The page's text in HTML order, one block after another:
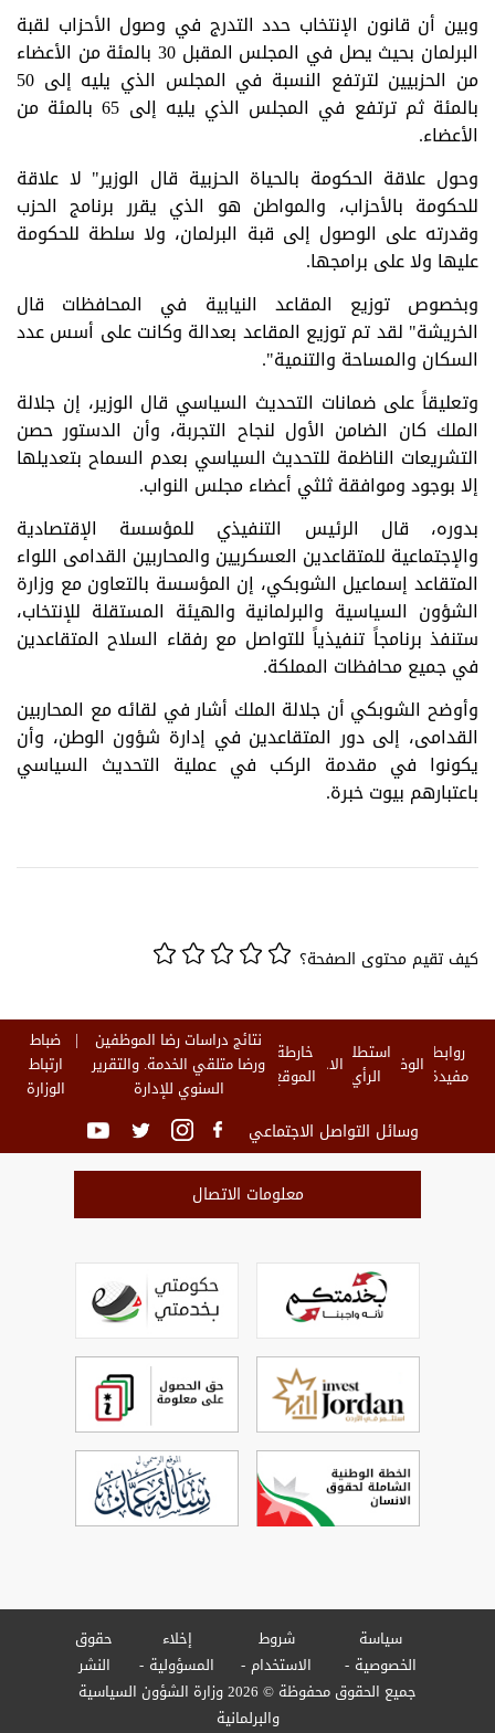
وبين أن قانون الإنتخاب حدد التدرج في وصول الأحزاب لقبة
البرلمان بحيث يصل في المجلس المقبل 30 بالمئة من الأعضاء
من الحزبيين لترتفع النسبة في المجلس الذي يليه إلى 50
بالمئة ثم ترتفع في المجلس الذي يليه إلى 65 بالمئة من
الأعضاء.
وحول علاقة الحكومة بالحياة الحزبية قال الوزير" لا علاقة
للحكومة بالأحزاب، والمواطن هو الذي يقرر برنامج الحزب
وقدرته على الوصول إلى قبة البرلمان، ولا سلطة للحكومة
عليها ولا على برامجها.
وبخصوص توزيع المقاعد النيابية في المحافظات قال
الخريشة" لقد تم توزيع المقاعد بعدالة وكانت على أسس عدد
السكان والمساحة والتنمية".
وتعليقاً على ضمانات التحديث السياسي قال الوزير، إن جلالة
الملك كان الضامن الأول لنجاح التجربة، وأن الدستور حصن
التشريعات الناظمة للتحديث السياسي بعدم السماح بتعديلها
إلا بوجود وموافقة ثلثي أعضاء مجلس النواب.
بدوره، قال الرئيس التنفيذي للمؤسسة الإقتصادية
والإجتماعية للمتقاعدين العسكريين والمحاربين القدامى اللواء
المتقاعد إسماعيل الشوبكي، إن المؤسسة بالتعاون مع وزارة
الشؤون السياسية والبرلمانية والهيئة المستقلة للإنتخاب،
ستنفذ برنامجاً تنفيذياً للتواصل مع رفقاء السلاح المتقاعدين
في جميع محافظات المملكة.
وأوضح الشوبكي أن جلالة الملك أشار في لقائه مع المحاربين
القدامى، إلى دور المتقاعدين في إدارة شؤون الوطن، وأن
يكونوا في مقدمة الركب في عملية التحديث السياسي
باعتبارهم بيوت خبرة.
كيف تقيم محتوى الصفحة؟
روابط
مفيدة الوظائفاستطلاع
الرأي الاخبارخارطة
الموقع
نتائج دراسات رضا الموظفين
ورضا متلقي الخدمة. والتقرير
السنوي للإدارة
ضباط
ارتباط
الوزارة
وسائل التواصل الاجتماعي
معلومات الاتصال
سياسة
الخصوصية
شروط
الاستخدام
إخلاء
المسؤولية
حقوق
النشر
جميع الحقوق محفوظة © 2026 وزارة الشؤون السياسية
والبرلمانية